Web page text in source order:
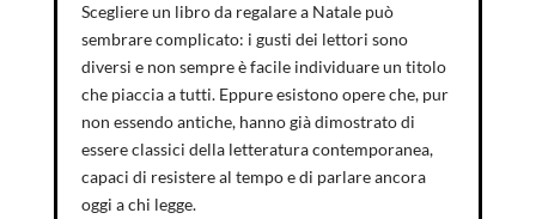
Scegliere un libro da regalare a Natale può
sembrare complicato: i gusti dei lettori sono
diversi e non sempre è facile individuare un titolo
che piaccia a tutti. Eppure esistono opere che, pur
non essendo antiche, hanno già dimostrato di
essere classici della letteratura contemporanea,
capaci di resistere al tempo e di parlare ancora
oggi a chi legge.